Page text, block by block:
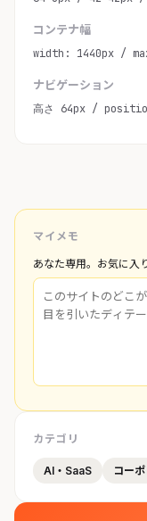
コンテナ幅
width: 1440px /
ナビゲーション
高さ 64px /
マイメモ
あなた専用。お気に入
カテゴリ
AI・SaaS コー